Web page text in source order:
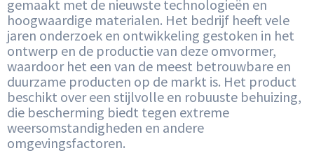
gemaakt met de nieuwste technologieën en
hoogwaardige materialen. Het bedrijf heeft vele
jaren onderzoek en ontwikkeling gestoken in het
ontwerp en de productie van deze omvormer,
waardoor het een van de meest betrouwbare en
duurzame producten op de markt is. Het product
beschikt over een stijlvolle en robuuste behuizing,
die bescherming biedt tegen extreme
weersomstandigheden en andere
omgevingsfactoren.